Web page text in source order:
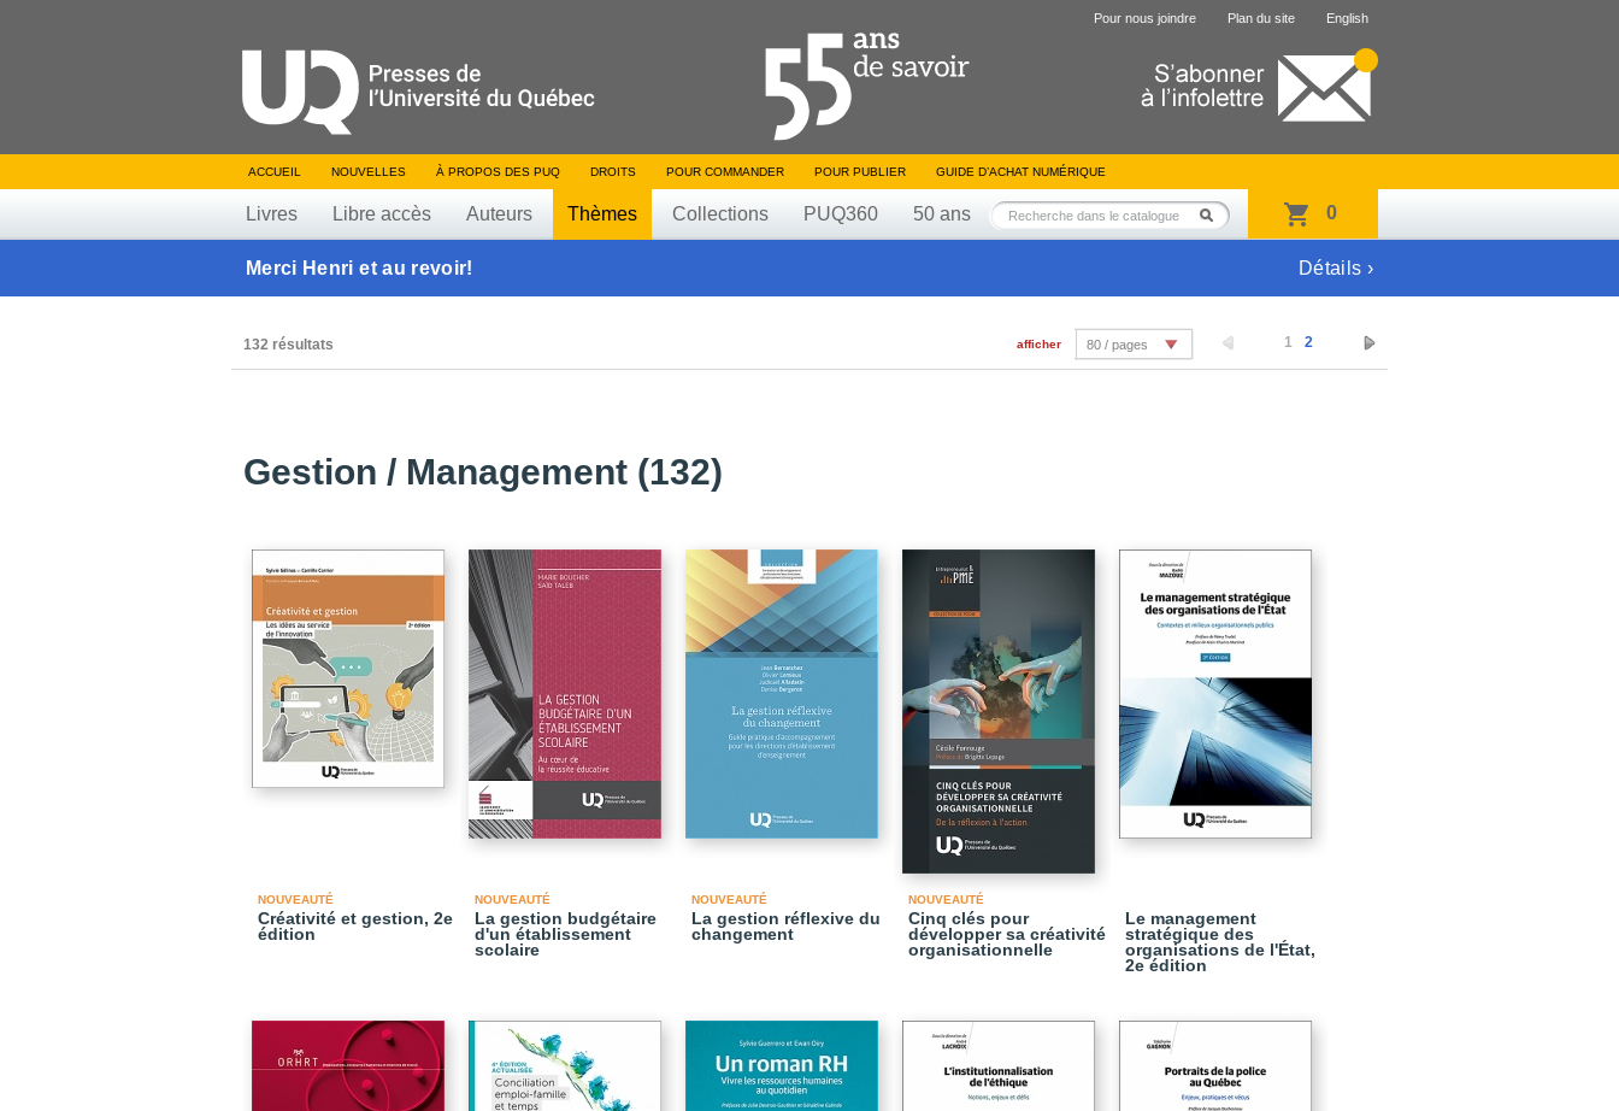
Pour nous joindre Plan du site English
ACCUEIL NOUVELLES À PROPOS DES PUQ DROITS POUR COMMANDER POUR PUBLIER GUIDE D’ACHAT NUMÉRIQUE
Livres Libre accès Auteurs Thèmes Collections PUQ360 50 ans 0
Merci Henri et au revoir! Détails ›
132 résultats 1 2
afficher 80 / pages
Gestion / Management (132)
NOUVEAUTÉ
Créativité et gestion, 2e
édition
NOUVEAUTÉ
La gestion budgétaire
d'un établissement
scolaire
NOUVEAUTÉ
La gestion réflexive du
changement
NOUVEAUTÉ
Cinq clés pour
développer sa créativité
organisationnelle
Le management
stratégique des
organisations de l'État,
2e édition